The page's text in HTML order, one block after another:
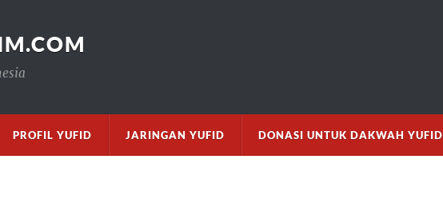
PROFIL YUFID JARINGAN YUFID DONASI UNTUK DAKWAH YUFID